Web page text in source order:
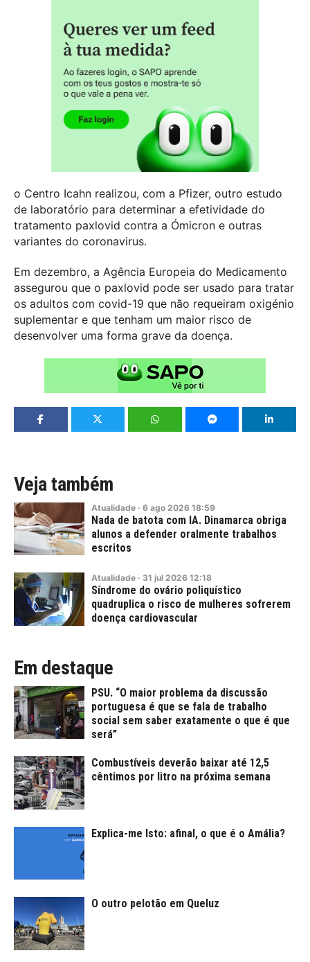
o Centro Icahn realizou, com a Pfizer, outro estudo
de laboratório para determinar a efetividade do
tratamento paxlovid contra a Ómicron e outras
variantes do coronavirus.
Em dezembro, a Agência Europeia do Medicamento
assegurou que o paxlovid pode ser usado para tratar
os adultos com covid-19 que não requeiram oxigénio
suplementar e que tenham um maior risco de
desenvolver uma forma grave da doença.
Veja também
Atualidade · 6 ago 2026 18:59
Nada de batota com IA. Dinamarca obriga
alunos a defender oralmente trabalhos
escritos
Atualidade · 31 jul 2026 12:18
Síndrome do ovário poliquístico
quadruplica o risco de mulheres sofrerem
doença cardiovascular
Em destaque
PSU. “O maior problema da discussão
portuguesa é que se fala de trabalho
social sem saber exatamente o que é que
será”
Combustíveis deverão baixar até 12,5
cêntimos por litro na próxima semana
Explica-me Isto: afinal, o que é o Amália?
O outro pelotão em Queluz